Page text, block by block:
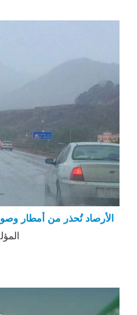
الأرصاد تُحذر من أمطار